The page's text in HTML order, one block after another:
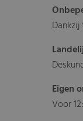
Eigen
Voor